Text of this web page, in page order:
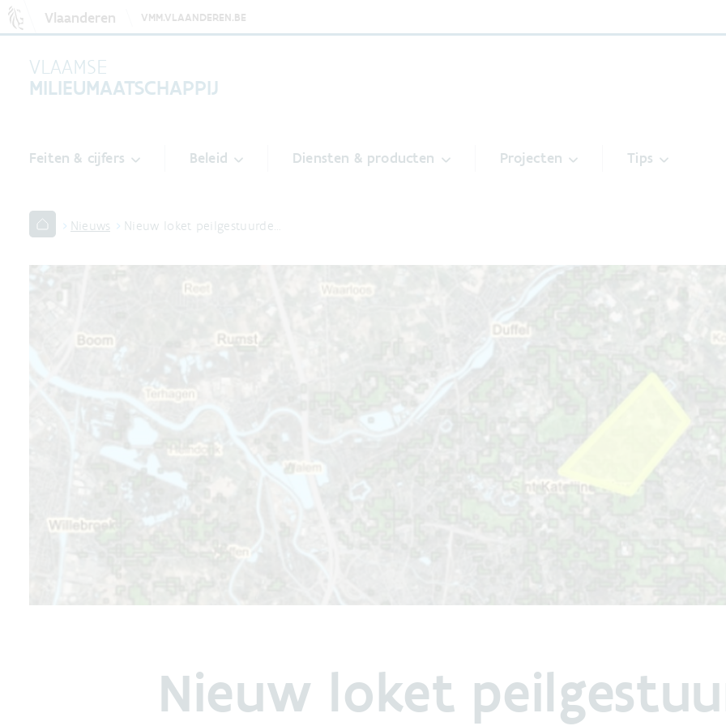
Vlaanderen VMM.VLAANDEREN.BE
VLAAMSE
MILIEUMAATSCHAPPIJ
Feiten & cijfers Beleid Diensten & producten Projecten Tips
Nieuws Nieuw loket peilgestuurde…
Nieuw loket